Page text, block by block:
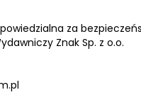
za
Znak Sp. z o.o.